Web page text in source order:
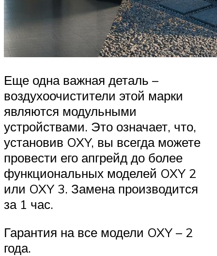
Еще одна важная деталь –
воздухоочистители этой марки
являются модульными
устройствами. Это означает, что,
установив OXY, вы всегда можете
провести его апгрейд до более
функциональных моделей OXY 2
или OXY 3. Замена производится
за 1 час.
Гарантия на все модели OXY – 2
года.